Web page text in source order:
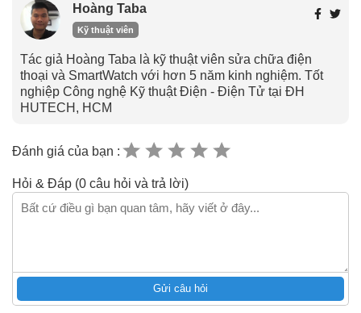
Hoàng Taba
Kỹ thuật viên
Tác giả Hoàng Taba là kỹ thuật viên sửa chữa điện
thoại và SmartWatch với hơn 5 năm kinh nghiệm. Tốt
nghiệp Công nghệ Kỹ thuật Điện - Điện Tử tại ĐH
HUTECH, HCM
Đánh giá của bạn :
Hỏi & Đáp (0 câu hỏi và trả lời)
Gửi câu hỏi